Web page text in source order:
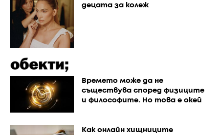
децата за колеж
Времето може да не
съществува според физиците
и философите. Но това е окей
Как онлайн хищниците